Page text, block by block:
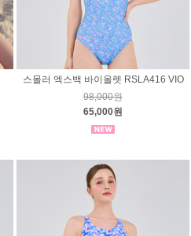
스몰러 엑스백 바이올렛 RSLA416 VIO
98,000원
65,000원